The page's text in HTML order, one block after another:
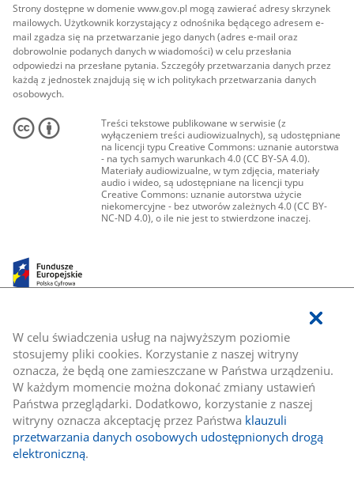
W celu świadczenia usług na najwyższym poziomie
stosujemy pliki cookies. Korzystanie z naszej witryny
oznacza, że będą one zamieszczane w Państwa urządzeniu.
W każdym momencie można dokonać zmiany ustawień
Państwa przeglądarki. Dodatkowo, korzystanie z naszej
witryny oznacza akceptację przez Państwa klauzuli
przetwarzania danych osobowych udostępnionych drogą
elektroniczną.
Strony dostępne w domenie www.gov.pl mogą zawierać adresy skrzynek
mailowych. Użytkownik korzystający z odnośnika będącego adresem e-
mail zgadza się na przetwarzanie jego danych (adres e-mail oraz
dobrowolnie podanych danych w wiadomości) w celu przesłania
odpowiedzi na przesłane pytania. Szczegóły przetwarzania danych przez
każdą z jednostek znajdują się w ich politykach przetwarzania danych
osobowych.
Treści tekstowe publikowane w serwisie (z
wyłączeniem treści audiowizualnych), są udostępniane
na licencji typu Creative Commons: uznanie autorstwa
- na tych samych warunkach 4.0 (CC BY-SA 4.0).
Materiały audiowizualne, w tym zdjęcia, materiały
audio i wideo, są udostępniane na licencji typu
Creative Commons: uznanie autorstwa użycie
niekomercyjne - bez utworów zależnych 4.0 (CC BY-
NC-ND 4.0), o ile nie jest to stwierdzone inaczej.